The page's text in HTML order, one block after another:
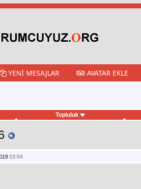
YENI MESAJLAR AVATAR EKLE
Topluluk
03:54